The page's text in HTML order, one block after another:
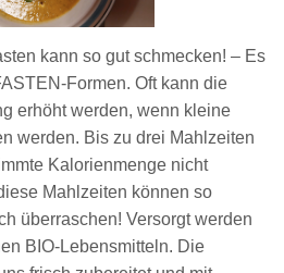
kann so gut schmecken! – Es
Formen. Oft kann die
erhöht werden, wenn kleine
werden. Bis zu drei Mahlzeiten
Kalorienmenge nicht
Mahlzeiten können so
überraschen! Versorgt werden
BIO-Lebensmitteln. Die